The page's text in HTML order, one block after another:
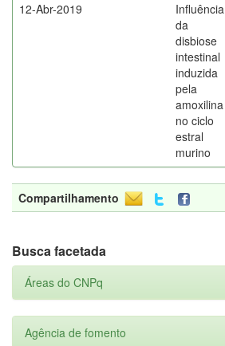
12-Abr-2019
Influência
da
disbiose
intestinal
induzida
pela
amoxilina
no ciclo
estral
murino
Compartilhamento
Busca facetada
Áreas do CNPq
Agência de fomento